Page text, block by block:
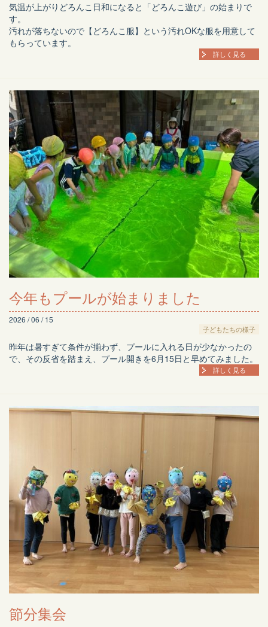
気温が上がりどろんこ日和になると「どろんこ遊び」の始まりで
す。
汚れが落ちないので【どろんこ服】という汚れOKな服を用意して
もらっています。
詳しく見る
今年もプールが始まりました
2026 / 06 / 15
子どもたちの様子
昨年は暑すぎて条件が揃わず、プールに入れる日が少なかったの
で、その反省を踏まえ、プール開きを6月15日と早めてみました。
詳しく見る
節分集会